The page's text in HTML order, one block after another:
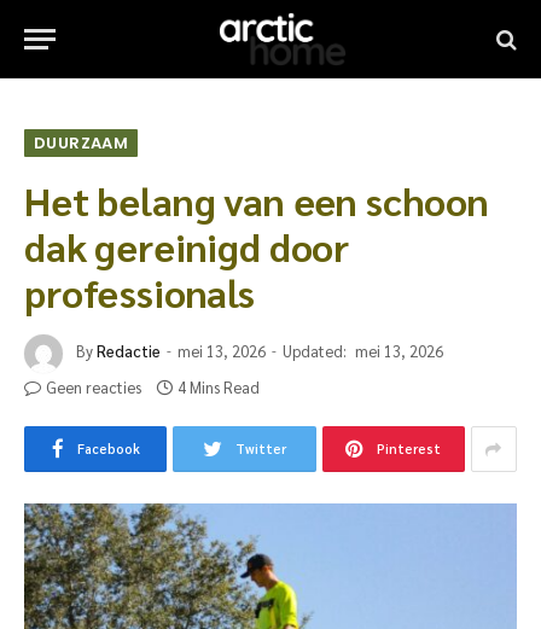
DUURZAAM
Het belang van een schoon
dak gereinigd door
professionals
ByRedactie mei 13, 2026 Updated: mei 13, 2026
Geen reacties
4 Mins Read
Facebook Twitter Pinterest